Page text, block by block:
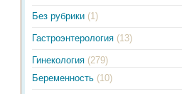
Без рубрики (1)
Гастроэнтерология (13)
Гинекология (279)
Беременность (10)